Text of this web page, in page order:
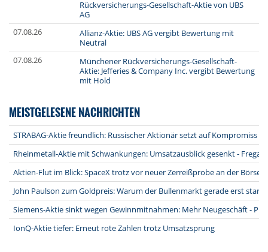
Rückversicherungs-Gesellschaft-Aktie von UBS
AG
07.08.26
Allianz-Aktie: UBS AG vergibt Bewertung mit
Neutral
07.08.26
Münchener Rückversicherungs-Gesellschaft-
Aktie: Jefferies & Company Inc. vergibt Bewertung
mit Hold
MEISTGELESENE NACHRICHTEN
STRABAG-Aktie freundlich: Russischer Aktionär setzt auf Kompromiss
Rheinmetall-Aktie mit Schwankungen: Umsatzausblick gesenkt -
Aktien-Flut im Blick: SpaceX trotz vor neuer Zerreißprobe an der Börse
John Paulson zum Goldpreis: Warum der Bullenmarkt gerade erst
Siemens-Aktie sinkt wegen Gewinnmitnahmen: Mehr Neugeschäft -
IonQ-Aktie tiefer: Erneut rote Zahlen trotz Umsatzsprung